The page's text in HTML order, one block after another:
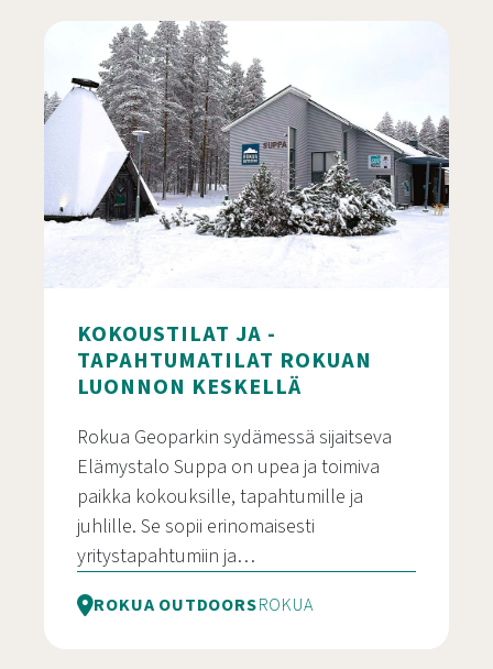
KOKOUSTILAT JA -
TAPAHTUMATILAT ROKUAN
LUONNON KESKELLÄ
Rokua Geoparkin sydämessä sijaitseva
Elämystalo Suppa on upea ja toimiva
paikka kokouksille, tapahtumille ja
juhlille. Se sopii erinomaisesti
yritystapahtumiin ja…
ROKUA OUTDOORSROKUA